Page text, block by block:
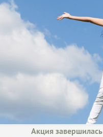
Акция завершилась